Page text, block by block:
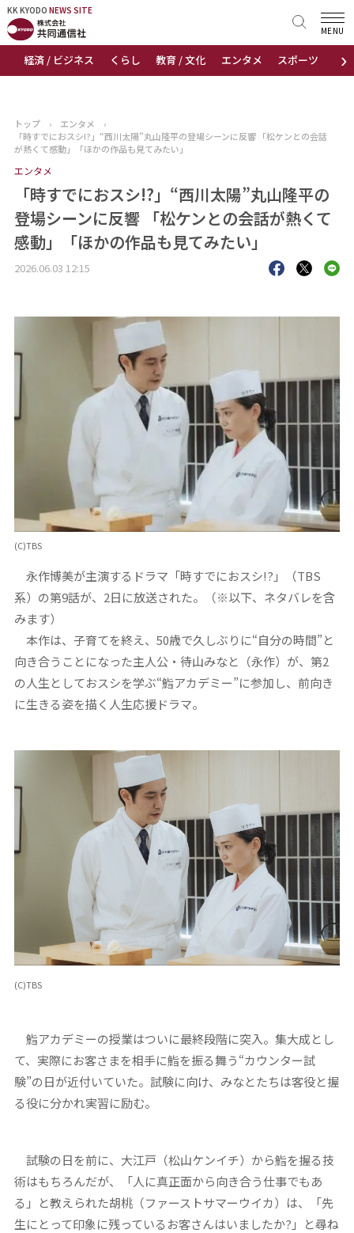
KK KYODO NEWS SITE
›
経済 / ビジネス くらし 教育 / 文化 エンタメ スポーツ 地域
MENU
KK KYODONEWS SITE
トップページ
ニュース
おすすめコンテンツ
出版物
会社概要
トップ › エンタメ
›
「時すでにおスシ!?」“西川太陽”丸山隆平の登場シーンに反響 「松ケンとの会話
が熱くて感動」「ほかの作品も見てみたい」
エンタメ
「時すでにおスシ!?」“西川太陽”丸山隆平の
登場シーンに反響 「松ケンとの会話が熱くて
感動」「ほかの作品も見てみたい」
2026.06.03 12:15
(C)TBS
永作博美が主演するドラマ「時すでにおスシ!?」（TBS
系）の第9話が、2日に放送された。（※以下、ネタバレを含
みます）
本作は、子育てを終え、50歳で久しぶりに“自分の時間”と
向き合うことになった主人公・待山みなと（永作）が、第2
の人生としておスシを学ぶ“鮨アカデミー”に参加し、前向き
に生きる姿を描く人生応援ドラマ。
(C)TBS
鮨アカデミーの授業はついに最終段階に突入。集大成とし
て、実際にお客さまを相手に鮨を振る舞う“カウンター試
験”の日が近付いていた。試験に向け、みなとたちは客役と握
る役に分かれ実習に励む。
試験の日を前に、大江戸（松山ケンイチ）から鮨を握る技
術はもちろんだが、「人に真正面から向き合う仕事でもあ
る」と教えられた胡桃（ファーストサマーウイカ）は、「先
生にとって印象に残っているお客さんはいましたか?」と尋ね